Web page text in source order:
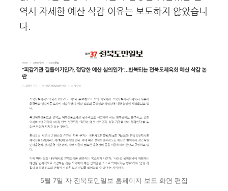
역시 자세한 예산 삭감 이유는 보도하지 않았습니
다.
5월 7일 자 전북도민일보 홈페이지 보도 화면 편집